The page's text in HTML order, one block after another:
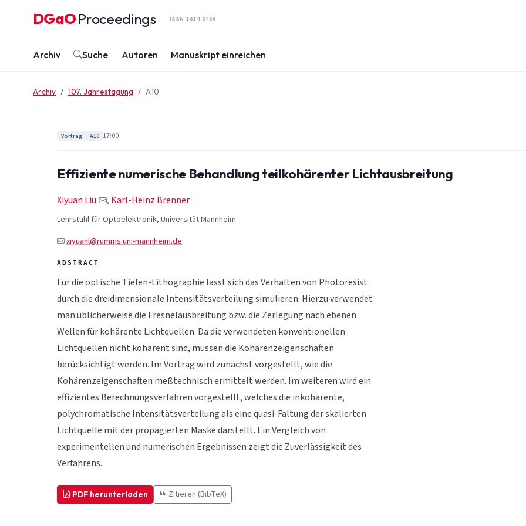
DGaO·Proceedings ISSN 1614-8436
Archiv Suche Autoren Manuskript einreichen
Archiv 107. Jahrestagung A10
Vortrag A10 17:00
Effiziente numerische Behandlung teilkohärenter Lichtausbreitung
Xiyuan Liu , Karl-Heinz Brenner
Lehrstuhl für Optoelektronik, Universität Mannheim
xiyuanl@rumms.uni-mannheim.de
Für die optische Tiefen-Lithographie lässt sich das Verhalten von Photoresist
durch die dreidimensionale Intensitätsverteilung simulieren. Hierzu verwendet
man üblicherweise die Fresnelausbreitung bzw. die Zerlegung nach ebenen
Wellen für kohärente Lichtquellen. Da die verwendeten konventionellen
Lichtquellen nicht kohärent sind, müssen die Kohärenzeigenschaften
berücksichtigt werden. Im Vortrag wird zunächst vorgestellt, wie die
Kohärenzeigenschaften meßtechnisch ermittelt werden. Im weiteren wird ein
effizientes Berechnungsverfahren vorgestellt, welches die inkohärente,
polychromatische Intensitätsverteilung als eine quasi-Faltung der skalierten
Lichtquelle mit der propagierten Maske darstellt. Ein Vergleich von
experimentellen und numerischen Ergebnissen zeigt die Zuverlässigkeit des
Verfahrens.
PDF herunterladen Zitieren (BibTeX)